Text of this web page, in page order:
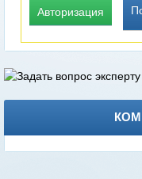
Авторизация